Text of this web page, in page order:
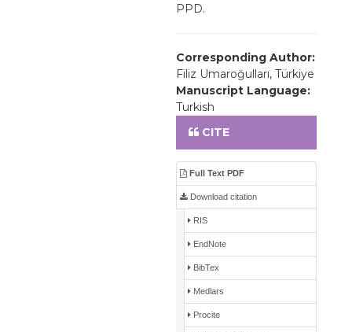
PPD.
Corresponding Author:
Filiz Umaroğulları, Türkiye
Manuscript Language:
Turkish
CITE
Full Text PDF
Download citation
RIS
EndNote
BibTex
Medlars
Procite